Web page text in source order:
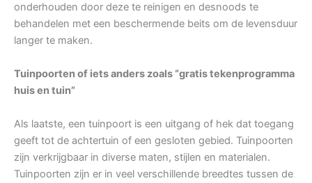
onderhouden door deze te reinigen en desnoods te
behandelen met een beschermende beits om de levensduur
langer te maken.
Tuinpoorten of iets anders zoals “gratis tekenprogramma
huis en tuin”
Als laatste, een tuinpoort is een uitgang of hek dat toegang
geeft tot de achtertuin of een gesloten gebied. Tuinpoorten
zijn verkrijgbaar in diverse maten, stijlen en materialen.
Tuinpoorten zijn er in veel verschillende breedtes tussen de